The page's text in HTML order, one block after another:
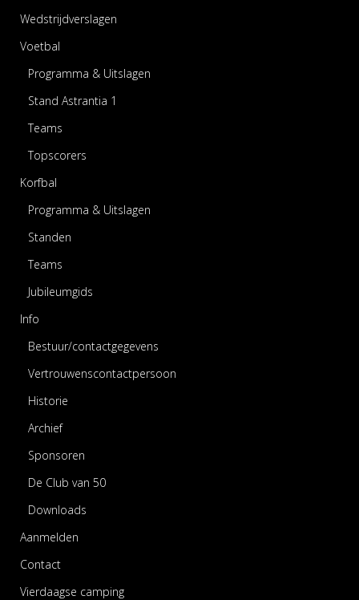
Wedstrijdverslagen
Voetbal
Programma & Uitslagen
Stand Astrantia 1
Teams
Topscorers
Korfbal
Programma & Uitslagen
Standen
Teams
Jubileumgids
Info
Bestuur/contactgegevens
Vertrouwenscontactpersoon
Historie
Archief
Sponsoren
De Club van 50
Downloads
Aanmelden
Contact
Vierdaagse camping